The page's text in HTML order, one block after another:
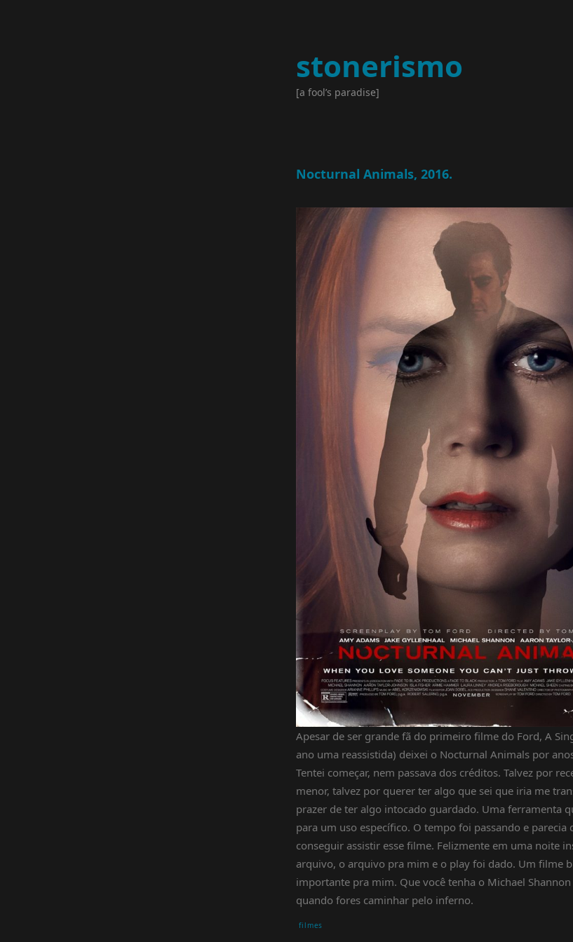
stonerismo
[a fool’s paradise]
Nocturnal Animals, 2016.
Apesar de ser grande fã do primeiro filme do Ford, A
ano uma reassistida) deixei o Nocturnal Animals por
Tentei começar, nem passava dos créditos. Talvez por
menor, talvez por querer ter algo que sei que iria me
prazer de ter algo intocado guardado. Uma ferramenta
para um uso específico. O tempo foi passando e parecia
conseguir assistir esse filme. Felizmente em uma noite
arquivo, o arquivo pra mim e o play foi dado. Um filme
importante pra mim. Que você tenha o Michael
quando fores caminhar pelo inferno.
filmes